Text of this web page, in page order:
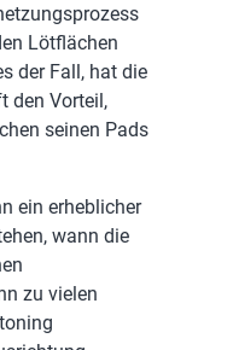
Lötflächen
der Fall, hat die
den Vorteil,
seinen Pads
ein erheblicher
wann die
zu vielen